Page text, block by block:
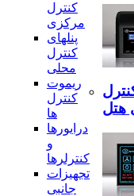
کنترل
مرکزی
پنلهای
کنترل
محلی
ریموت
کنترل
ها
درایورها
و
کنترلرها
تجهیزات
جانبی
هتل